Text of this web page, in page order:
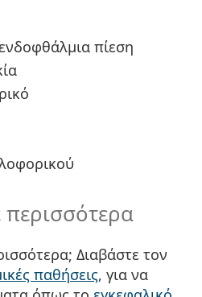
πίεση
περισσότερα
Διαβάστε τον
παθήσεις, για να